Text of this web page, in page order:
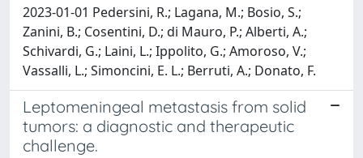
2023-01-01 Pedersini, R.; Lagana, M.; Bosio, S.;
Zanini, B.; Cosentini, D.; di Mauro, P.; Alberti, A.;
Schivardi, G.; Laini, L.; Ippolito, G.; Amoroso, V.;
Vassalli, L.; Simoncini, E. L.; Berruti, A.; Donato, F.
Leptomeningeal metastasis from solid
tumors: a diagnostic and therapeutic
challenge.